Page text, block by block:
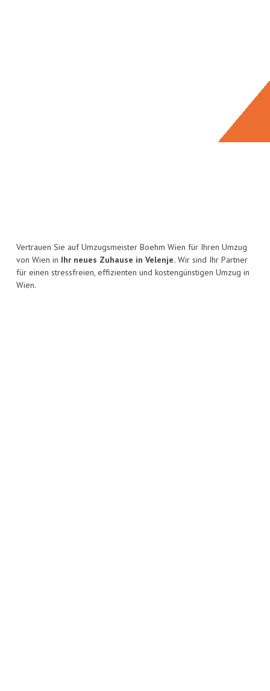
Vertrauen Sie auf Umzugsmeister Boehm Wien für Ihren Umzug
von Wien in Ihr neues Zuhause in Velenje. Wir sind Ihr Partner
für einen stressfreien, effizienten und kostengünstigen Umzug in
Wien.